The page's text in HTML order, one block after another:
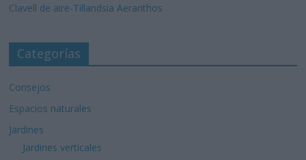
Clavell de aire-Tillandsia Aeranthos
Categorías
Consejos
Espacios naturales
Jardines
Jardines verticales